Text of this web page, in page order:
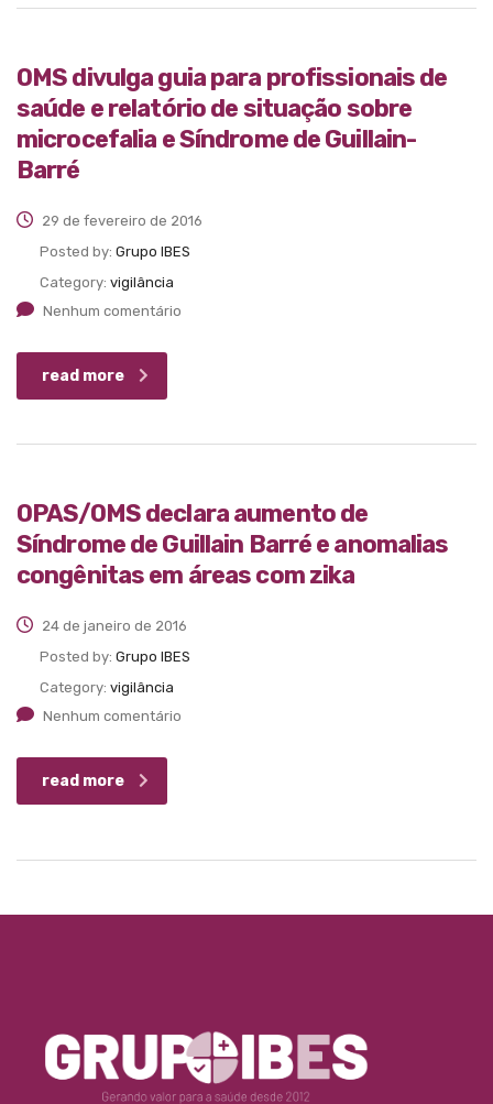
OMS divulga guia para profissionais de
saúde e relatório de situação sobre
microcefalia e Síndrome de Guillain-
Barré
29 de fevereiro de 2016
Posted by: Grupo IBES
Category: vigilância
Nenhum comentário
read more
OPAS/OMS declara aumento de
Síndrome de Guillain Barré e anomalias
congênitas em áreas com zika
24 de janeiro de 2016
Posted by: Grupo IBES
Category: vigilância
Nenhum comentário
read more